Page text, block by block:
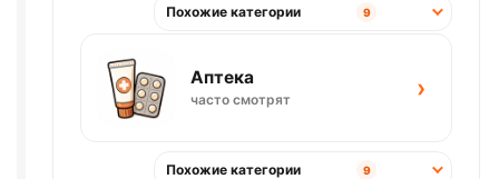
Похожие категории 9
Аптека
часто смотрят ›
Похожие категории 9